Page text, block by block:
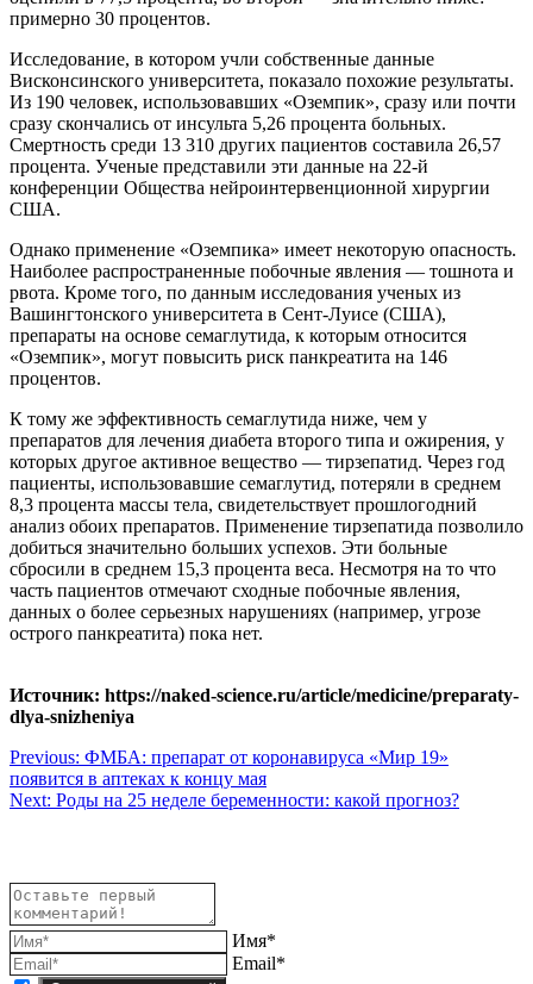
примерно 30 процентов.
Исследование, в котором учли собственные данные
Висконсинского университета, показало похожие результаты.
Из 190 человек, использовавших «Оземпик», сразу или почти
сразу скончались от инсульта 5,26 процента больных.
Смертность среди 13 310 других пациентов составила 26,57
процента. Ученые представили эти данные на 22-й
конференции Общества нейроинтервенционной хирургии
США.
Однако применение «Оземпика» имеет некоторую опасность.
Наиболее распространенные побочные явления — тошнота и
рвота. Кроме того, по данным исследования ученых из
Вашингтонского университета в Сент-Луисе (США),
препараты на основе семаглутида, к которым относится
«Оземпик», могут повысить риск панкреатита на 146
процентов.
К тому же эффективность семаглутида ниже, чем у
препаратов для лечения диабета второго типа и ожирения, у
которых другое активное вещество — тирзепатид. Через год
пациенты, использовавшие семаглутид, потеряли в среднем
8,3 процента массы тела, свидетельствует прошлогодний
анализ обоих препаратов. Применение тирзепатида позволило
добиться значительно больших успехов. Эти больные
сбросили в среднем 15,3 процента веса. Несмотря на то что
часть пациентов отмечают сходные побочные явления,
данных о более серьезных нарушениях (например, угрозе
острого панкреатита) пока нет.
Источник: https://naked-science.ru/article/medicine/preparaty-
dlya-snizheniya
Навигация
по
Previous: ФМБА: препарат от коронавируса «Мир 19»
появится в аптеках к концу мая
Next: Роды на 25 неделе беременности: какой прогноз?
Имя*
Email*